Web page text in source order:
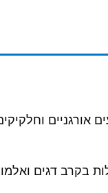
אורגניים
בקרב דגים